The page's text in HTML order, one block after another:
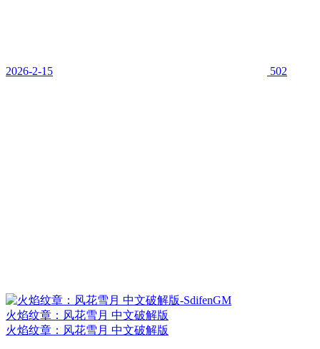
2026-2-15 502
火焰纹章：风花雪月 中文破解版
火焰纹章：风花雪月 中文破解版